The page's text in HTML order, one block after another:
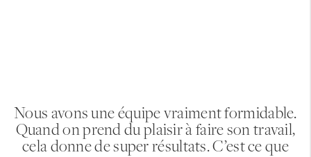
Nous avons une équipe vraiment formidable.
Quand on prend du plaisir à faire son travail,
cela donne de super résultats. C’est ce que